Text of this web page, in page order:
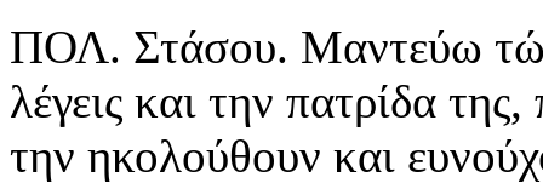
ΠΟΛ. Στάσου. Μαντεύω
λέγεις και την πατρίδα
την ηκολούθουν και